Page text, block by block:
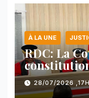
À LA UNE
RDC: La
plusieurs
28/07/2026